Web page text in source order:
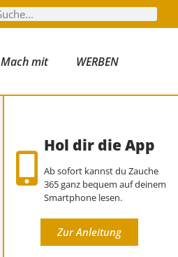
Mach mit WERBEN
Hol dir die App
Ab sofort kannst du Zauche
365 ganz bequem auf deinem
Smartphone lesen.
Zur Anleitung